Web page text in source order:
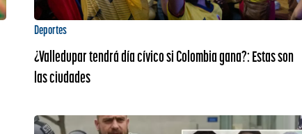
Deportes
¿Valledupar tendrá día cívico si Colombia gana?: Estas son
las ciudades